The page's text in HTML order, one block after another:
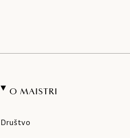
O MAISTRI
Društvo